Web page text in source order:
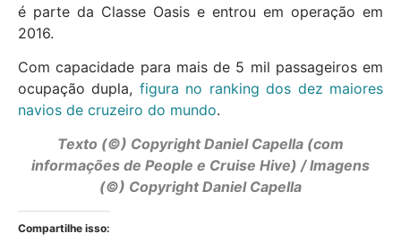
é parte da Classe Oasis e entrou em operação em
2016.
Com capacidade para mais de 5 mil passageiros em
ocupação dupla, figura no ranking dos dez maiores
navios de cruzeiro do mundo.
Texto (©) Copyright Daniel Capella (com
informações de People e Cruise Hive) / Imagens
(©) Copyright Daniel Capella
Compartilhe isso: